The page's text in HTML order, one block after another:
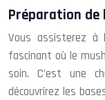
Préparation
Vous assisterez à
fascinant où le
soin. C’est une
découvrirez les